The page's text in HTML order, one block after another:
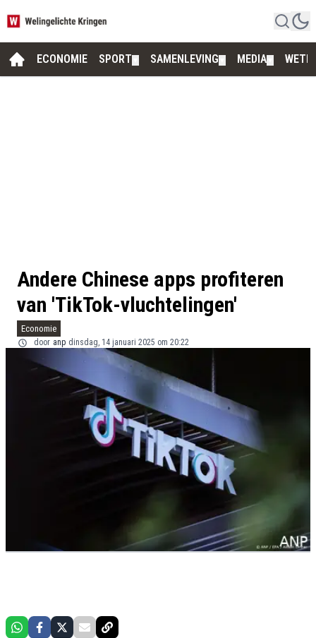
ECONOMIE SPORT SAMENLEVING MEDIA
Andere Chinese apps profiteren
van 'TikTok-vluchtelingen'
Economie
door anp dinsdag, 14 januari 2025 om 20:22